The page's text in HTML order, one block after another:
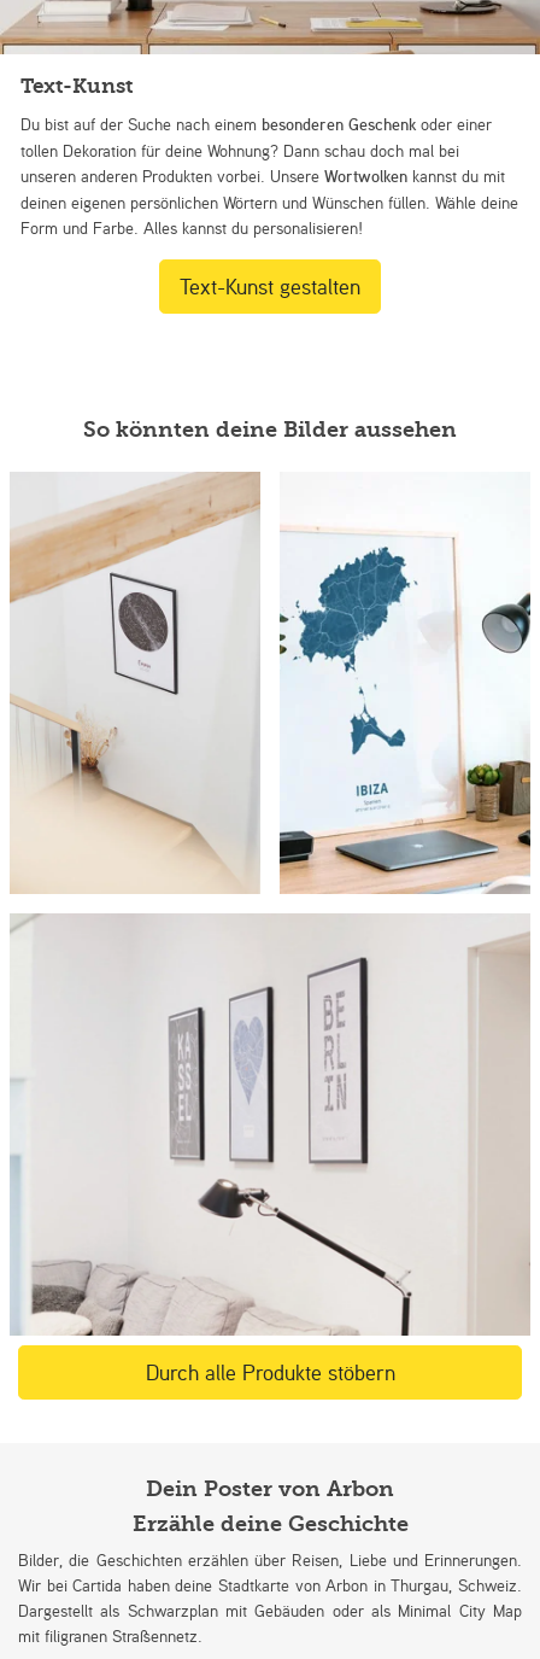
Text-Kunst
Du bist auf der Suche nach einem besonderen Geschenk oder einer
tollen Dekoration für deine Wohnung? Dann schau doch mal bei
unseren anderen Produkten vorbei. UnsereWortwolken kannst du mit
deinen eigenen persönlichen Wörtern und Wünschen füllen. Wähle deine
Form und Farbe. Alles kannst du personalisieren!
Text-Kunst gestalten
So könnten deine Bilder aussehen
Durch alle Produkte stöbern
Dein Poster von Arbon
Erzähle deine Geschichte
Bilder, die Geschichten erzählen über Reisen, Liebe und Erinnerungen.
Wir bei Cartida haben deine Stadtkarte von Arbon in Thurgau, Schweiz.
Dargestellt als Schwarzplan mit Gebäuden oder als Minimal City Map
mit filigranen Straßennetz.